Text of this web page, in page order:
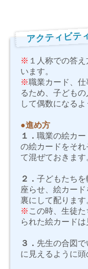
アクティビテ
※ １人称での答
います。
※職業カード、
るため、子ども
して偶数になるよ
●進め方
１． 職業の絵カ
の絵カードをそれ
て混ぜておきます
２． 子どもたちを
座らせ、絵カー
裏にして配ります
※ この時、生徒
られた絵カードは
３． 先生の合図
に見えるように頭